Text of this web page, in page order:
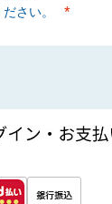
さい。